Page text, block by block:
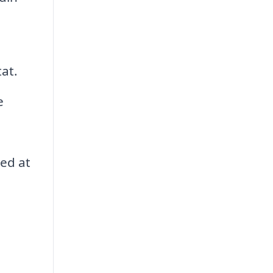
at